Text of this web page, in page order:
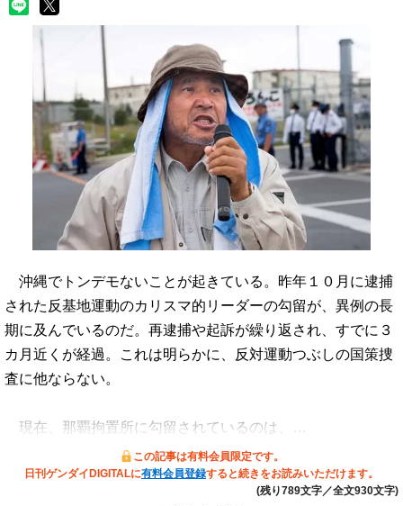
沖縄でトンデモないことが起きている。昨年１０月に逮捕
された反基地運動のカリスマ的リーダーの勾留が、異例の長
期に及んでいるのだ。再逮捕や起訴が繰り返され、すでに３
カ月近くが経過。これは明らかに、反対運動つぶしの国策捜
査に他ならない。
現在、那覇拘置所に勾留されているのは、…
この記事は有料会員限定です。
日刊ゲンダイDIGITALに有料会員登録すると続きをお読みいただけます。
(残り789文字／全文930文字)